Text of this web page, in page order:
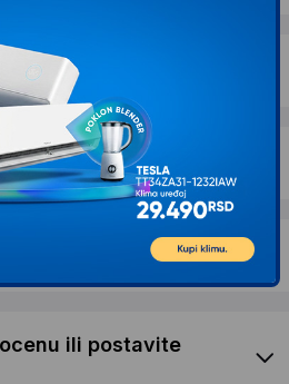
ili postavite